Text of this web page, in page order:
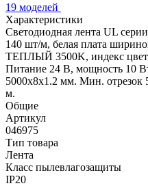
19 моделей
Характеристики
Светодиодная лента UL
140 шт/м, белая плата
ТЕПЛЫЙ 3500K, индекс
Питание 24 В, мощность 10
5000x8x1.2 мм. Мин. отрезок
м.
Общие
Артикул
046975
Тип товара
Лента
Класс пылевлагозащиты
IP20